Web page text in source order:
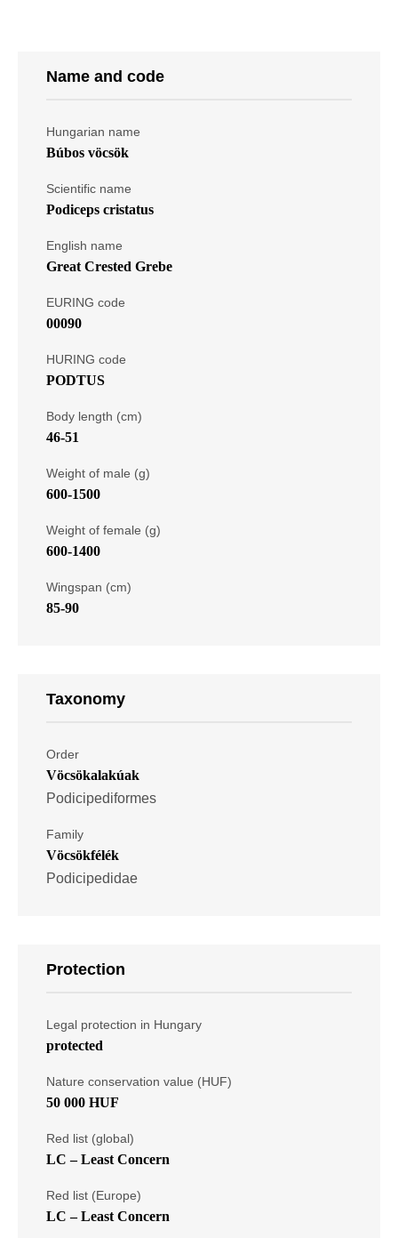
Name and code
Hungarian name
Búbos vöcsök
Scientific name
Podiceps cristatus
English name
Great Crested Grebe
EURING code
00090
HURING code
PODTUS
Body length (cm)
46-51
Weight of male (g)
600-1500
Weight of female (g)
600-1400
Wingspan (cm)
85-90
Taxonomy
Order
Vöcsökalakúak
Podicipediformes
Family
Vöcsökfélék
Podicipedidae
Protection
Legal protection in Hungary
protected
Nature conservation value (HUF)
50 000 HUF
Red list (global)
LC – Least Concern
Red list (Europe)
LC – Least Concern